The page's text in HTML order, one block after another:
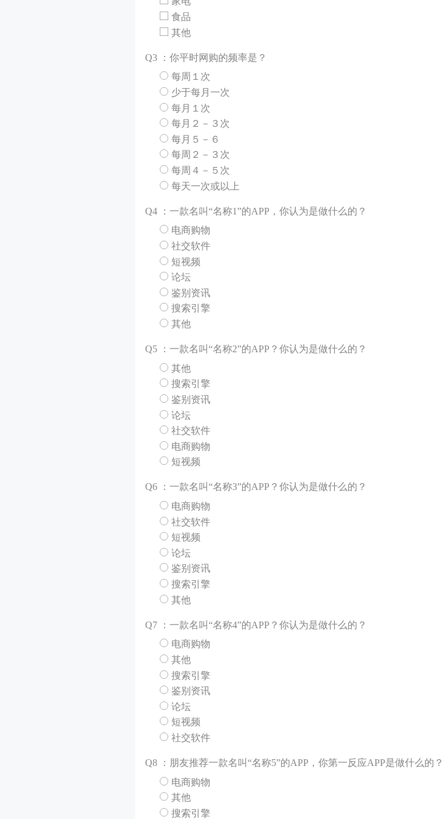
食品
其他
Q3 ：你平时网购的频率是？
每周１次
少于每月一次
每月１次
每月２－３次
每月５－６
每周２－３次
每周４－５次
每天一次或以上
Q4 ：一款名叫“名称1”的APP，你认为是做什么的？
电商购物
社交软件
短视频
论坛
鉴别资讯
搜索引擎
其他
Q5 ：一款名叫“名称2”的APP？你认为是做什么的？
其他
搜索引擎
鉴别资讯
论坛
社交软件
电商购物
短视频
Q6 ：一款名叫“名称3”的APP？你认为是做什么的？
电商购物
社交软件
短视频
论坛
鉴别资讯
搜索引擎
其他
Q7 ：一款名叫“名称4”的APP？你认为是做什么的？
电商购物
其他
搜索引擎
鉴别资讯
论坛
短视频
社交软件
Q8 ：朋友推荐一款名叫“名称5”的APP，你第一反应APP是做什么的？
电商购物
其他
搜索引擎